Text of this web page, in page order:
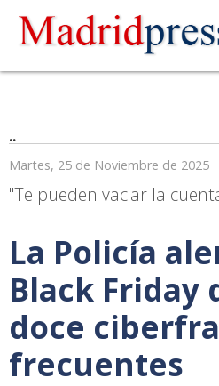
..
Martes, 25 de Noviembre de 2025
"Te pueden vaciar la
La Policía
Black Friday
doce
frecuentes